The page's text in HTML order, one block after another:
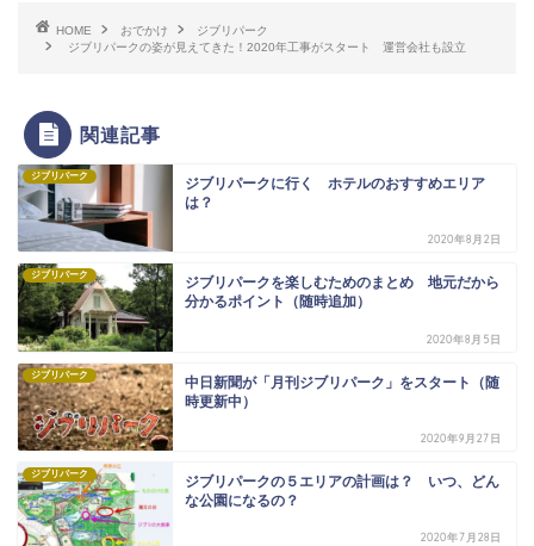
HOME おでかけ
ジブリパーク
ジブリパークの姿が見えてきた！2020年工事がスタート 運営会社も設立
関連記事
ジブリパーク
ジブリパークに行く ホテルのおすすめエリア
は？
2020年8月2日
ジブリパーク
ジブリパークを楽しむためのまとめ 地元だから
分かるポイント（随時追加）
2020年8月5日
ジブリパーク
中日新聞が「月刊ジブリパーク」をスタート（随
時更新中）
2020年9月27日
ジブリパーク
ジブリパークの５エリアの計画は？ いつ、どん
な公園になるの？
2020年7月28日